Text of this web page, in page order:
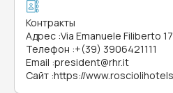
Контракты
Адрес :Via Emanuele Filiberto
Телефон :+(39) 3906421111
Email :president@rhr.it
Сайт :https://